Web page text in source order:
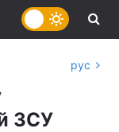
рус
ЗСУ